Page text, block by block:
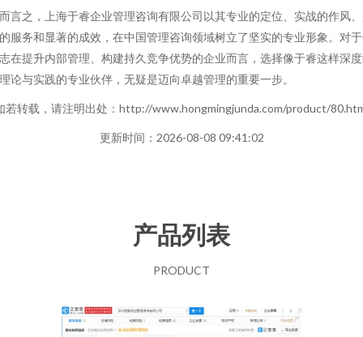
言之，上海于睿企业管理咨询有限公司以其专业的定位、实战的作风
服务和显著的成效，在中国管理咨询领域树立了坚实的专业形象。对
在提升内部管理、构建持久竞争优势的企业而言，选择像于睿这样深
论与实践的专业伙伴，无疑是迈向卓越管理的重要一步。
若转载，请注明出处：http://www.hongmingjunda.com/product/
更新时间：2026-08-08 09:41:02
产品列表
PRODUCT